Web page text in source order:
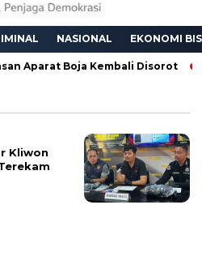
NASIONAL EKONOMI
Aparat Boja Kembali Disorot
Kliwon